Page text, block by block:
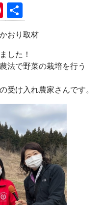
Pi
nt
er
es
t
有
おり取材
した！
法で野菜の栽培を行う
受け入れ農家さんです。